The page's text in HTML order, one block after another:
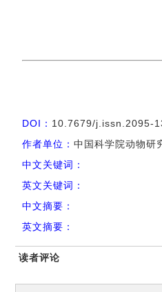
DOI： 10.7679/j.issn.2095-
作者单位： 中国科学院动物研
中文关键词：
英文关键词：
中文摘要：
英文摘要：
读者评论